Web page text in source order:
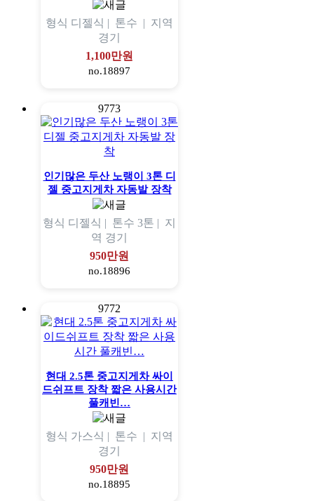
형식 디젤식 | 톤수 | 지역
경기
1,100만원
no.18897
9773
인기많은 두산 노랭이 3톤 디
젤 중고지게차 자동발 장착
형식 디젤식 | 톤수 3톤 | 지
역 경기
950만원
no.18896
9772
현대 2.5톤 중고지게차 싸이
드쉬프트 장착 짧은 사용시간
풀캐빈…
형식 가스식 | 톤수 | 지역
경기
950만원
no.18895